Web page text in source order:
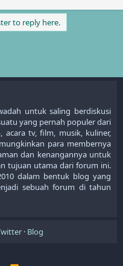
to reply here.
untuk saling berdiskusi
yang pernah populer dari
acara tv, film, musik, kuliner,
para membernya
dan kenangannya untuk
tujuan utama dari forum ini.
dalam bentuk blog yang
sebuah forum di tahun
Blog